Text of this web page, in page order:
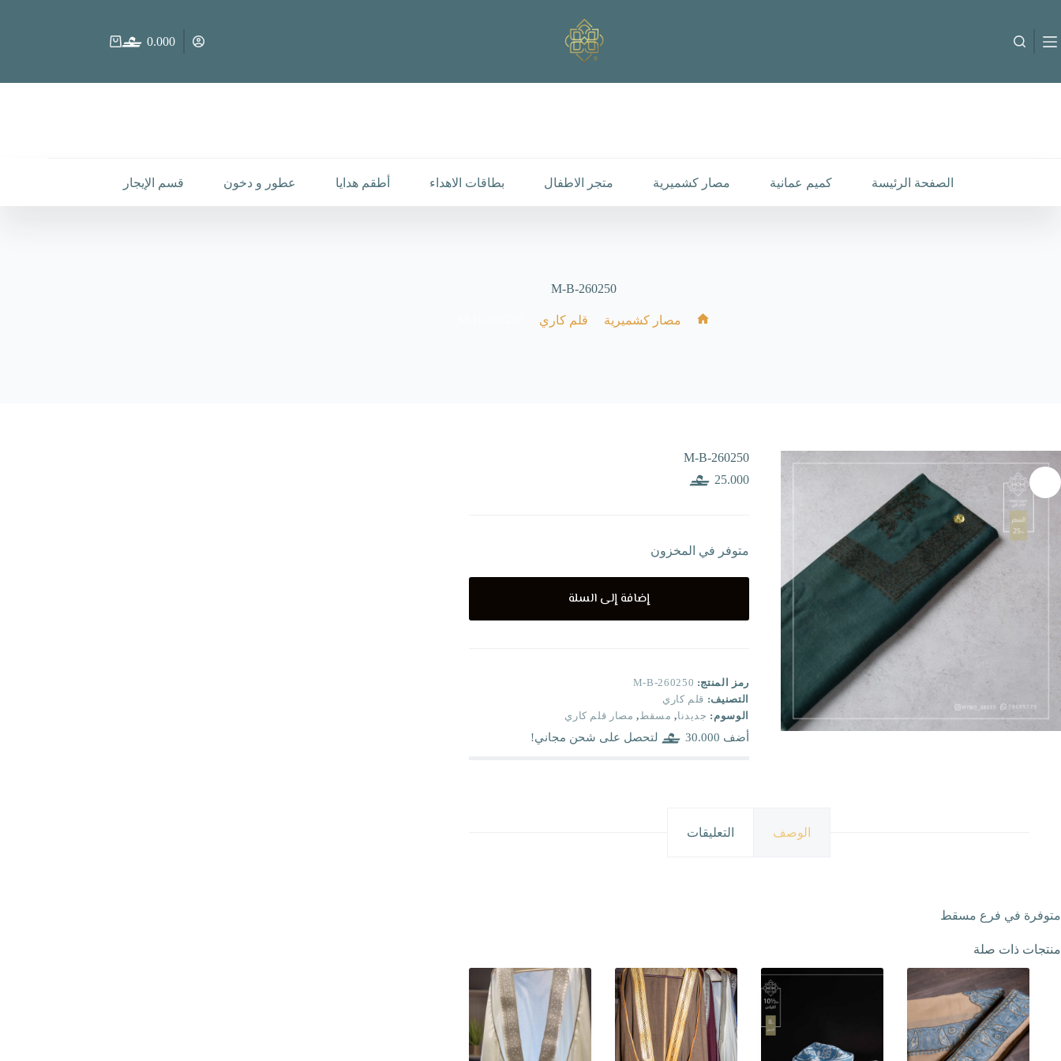
المحتوىM-B-260250
عربة
0.000
الصفحة الرئيسة كميم عمانية مصار كشميرية متجر الاطفال بطاقات الاهداء أطقم هدايا عطور و دخون قسم الإيجار
M-B-260250
مصار كشميرية قلم كاري
M-B-260250
25.000
متوفر في المخزون
إضافة إلى السلة
رمز المنتج: M-B-260250
التصنيف: قلم كاري
الوسوم: جديدنا, مسقط, مصار قلم كاري
أضف 30.000 لتحصل على شحن مجاني!
الوصف التعليقات
متوفرة في فرع مسقط
منتجات ذات صلة